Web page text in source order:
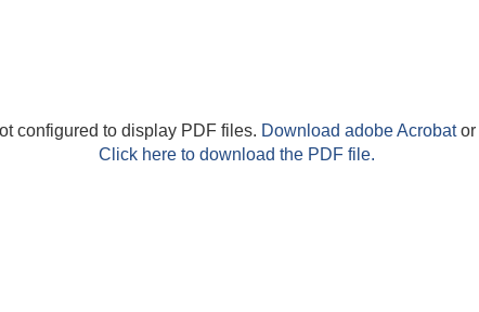
configured to display PDF files. Download adobe Acrobator
Click here to download the PDF file.